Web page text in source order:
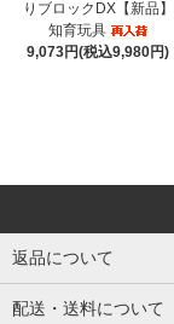
りブロックDX【新品】
知育玩具
9,073円(税込9,980円)
返品について
配送・送料について